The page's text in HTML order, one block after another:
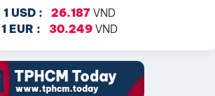
1 USD : 26.187 VND
1 EUR : 30.249 VND